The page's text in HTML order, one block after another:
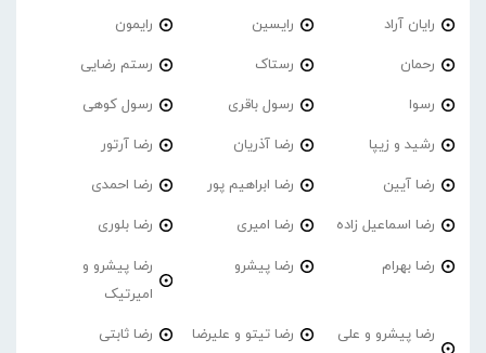
رایان آراد رایسین رایمون
رحمان رستاک رستم رضایی
رسوا رسول باقری رسول کوهی
رشید و زیپا رضا آذریان رضا آرتور
رضا آیین رضا ابراهیم پور رضا احمدی
رضا اسماعیل زاده رضا امیری رضا بلوری
رضا بهرام رضا پیشرو
رضا پیشرو و
امیرتیک
رضا پیشرو و علی
رضا تیتو و علیرضا رضا ثابتی